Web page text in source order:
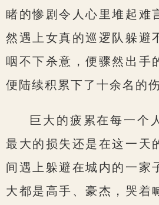
睹的惨剧令人心里堆起难
然遇上女真的巡逻队躲避
咽不下杀意，便骤然出手
便陆续积累下了十余名的伤
巨大的疲累在每一个
最大的损失还是在这一天
间遇上躲避在城内的一家
大都是高手、豪杰，哭着